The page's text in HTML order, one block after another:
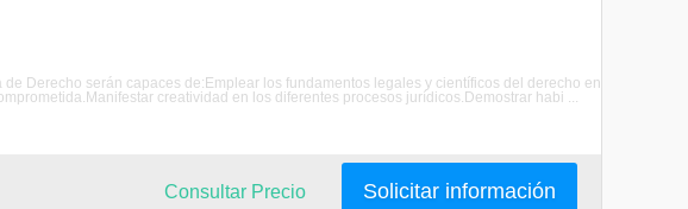
Derecho serán capaces de:Emplear los fundamentos legales y científicos del derecho en
creatividad en los diferentes procesos jurídicos.Demostrar habi ...
Solicitar información
Consultar Precio